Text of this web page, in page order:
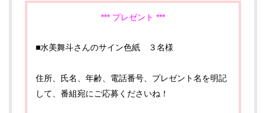
*** プレゼント ***
■水美舞斗さんのサイン色紙 ３名様
住所、氏名、年齢、電話番号、プレゼント名を明記
して、番組宛にご応募くださいね！